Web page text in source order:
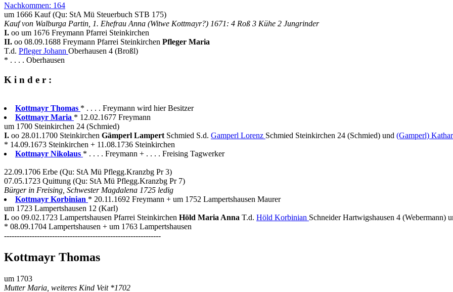
Nachkommen: 164
um 1666 Kauf (Qu: StA Mü Steuerbuch STB 175)
Kauf von Walburga Partin, 1. Ehefrau Anna (Witwe Kottmayr?) 1671: 4 Roß 3 Kühe 2 Jungrinder
I. oo um 1676 Freymann Pfarrei Steinkirchen
II. oo 08.09.1688 Freymann Pfarrei Steinkirchen Pfleger Maria
T.d. Pfleger Johann Oberhausen 4 (Broßl)
* . . . . Oberhausen
K i n d e r :
Kottmayr Thomas * . . . . Freymann wird hier Besitzer
Kottmayr Maria * 12.02.1677 Freymann
um 1700 Steinkirchen 24 (Schmied)
I. oo 28.01.1700 Steinkirchen Gämperl Lampert Schmied S.d. Gamperl Lorenz Schmied Steinkirchen 24 (Schmied) und (Gamperl)
* 14.09.1673 Steinkirchen + 11.08.1736 Steinkirchen
Kottmayr Nikolaus * . . . . Freymann + . . . . Freising Tagwerker
22.09.1706 Erbe (Qu: StA Mü Pflegg.Kranzbg Pr 3)
07.05.1723 Quittung (Qu: StA Mü Pflegg.Kranzbg Pr 7)
Bürger in Freising, Schwester Magdalena 1725 ledig
Kottmayr Korbinian * 20.11.1692 Freymann + um 1752 Lampertshausen Maurer
um 1723 Lampertshausen 12 (Karl)
I. oo 09.02.1723 Lampertshausen Pfarrei Steinkirchen Höld Maria Anna T.d. Höld Korbinian Schneider Hartwigshausen 4 (Webermann)
* 08.09.1704 Lampertshausen + um 1763 Lampertshausen
--------------------------------------------------------------
Kottmayr Thomas
um 1703
Mutter Maria, weiteres Kind Veit *1702